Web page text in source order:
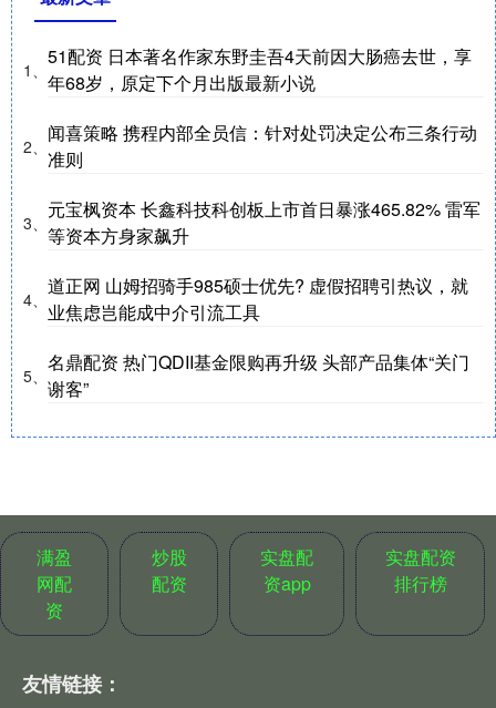
1、
51配资 日本著名作家东野圭吾4天前因大肠癌去世，享
年68岁，原定下个月出版最新小说
2、
闻喜策略 携程内部全员信：针对处罚决定公布三条行动
准则
3、
元宝枫资本 长鑫科技科创板上市首日暴涨465.82% 雷军
等资本方身家飙升
4、
道正网 山姆招骑手985硕士优先? 虚假招聘引热议，就
业焦虑岂能成中介引流工具
5、
名鼎配资 热门QDII基金限购再升级 头部产品集体“关门
谢客”
满盈
网配
资
炒股
配资
实盘配
资app
实盘配资
排行榜
友情链接：